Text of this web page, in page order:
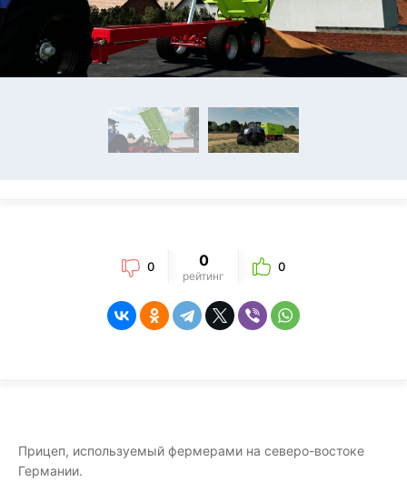
0 0
рейтинг
0
Прицеп, используемый фермерами на северо-востоке
Германии.